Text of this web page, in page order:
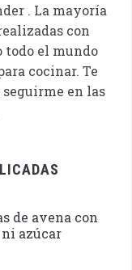
. La mayoría
con
todo el mundo
cocinar. Te
en las
de avena con
azúcar